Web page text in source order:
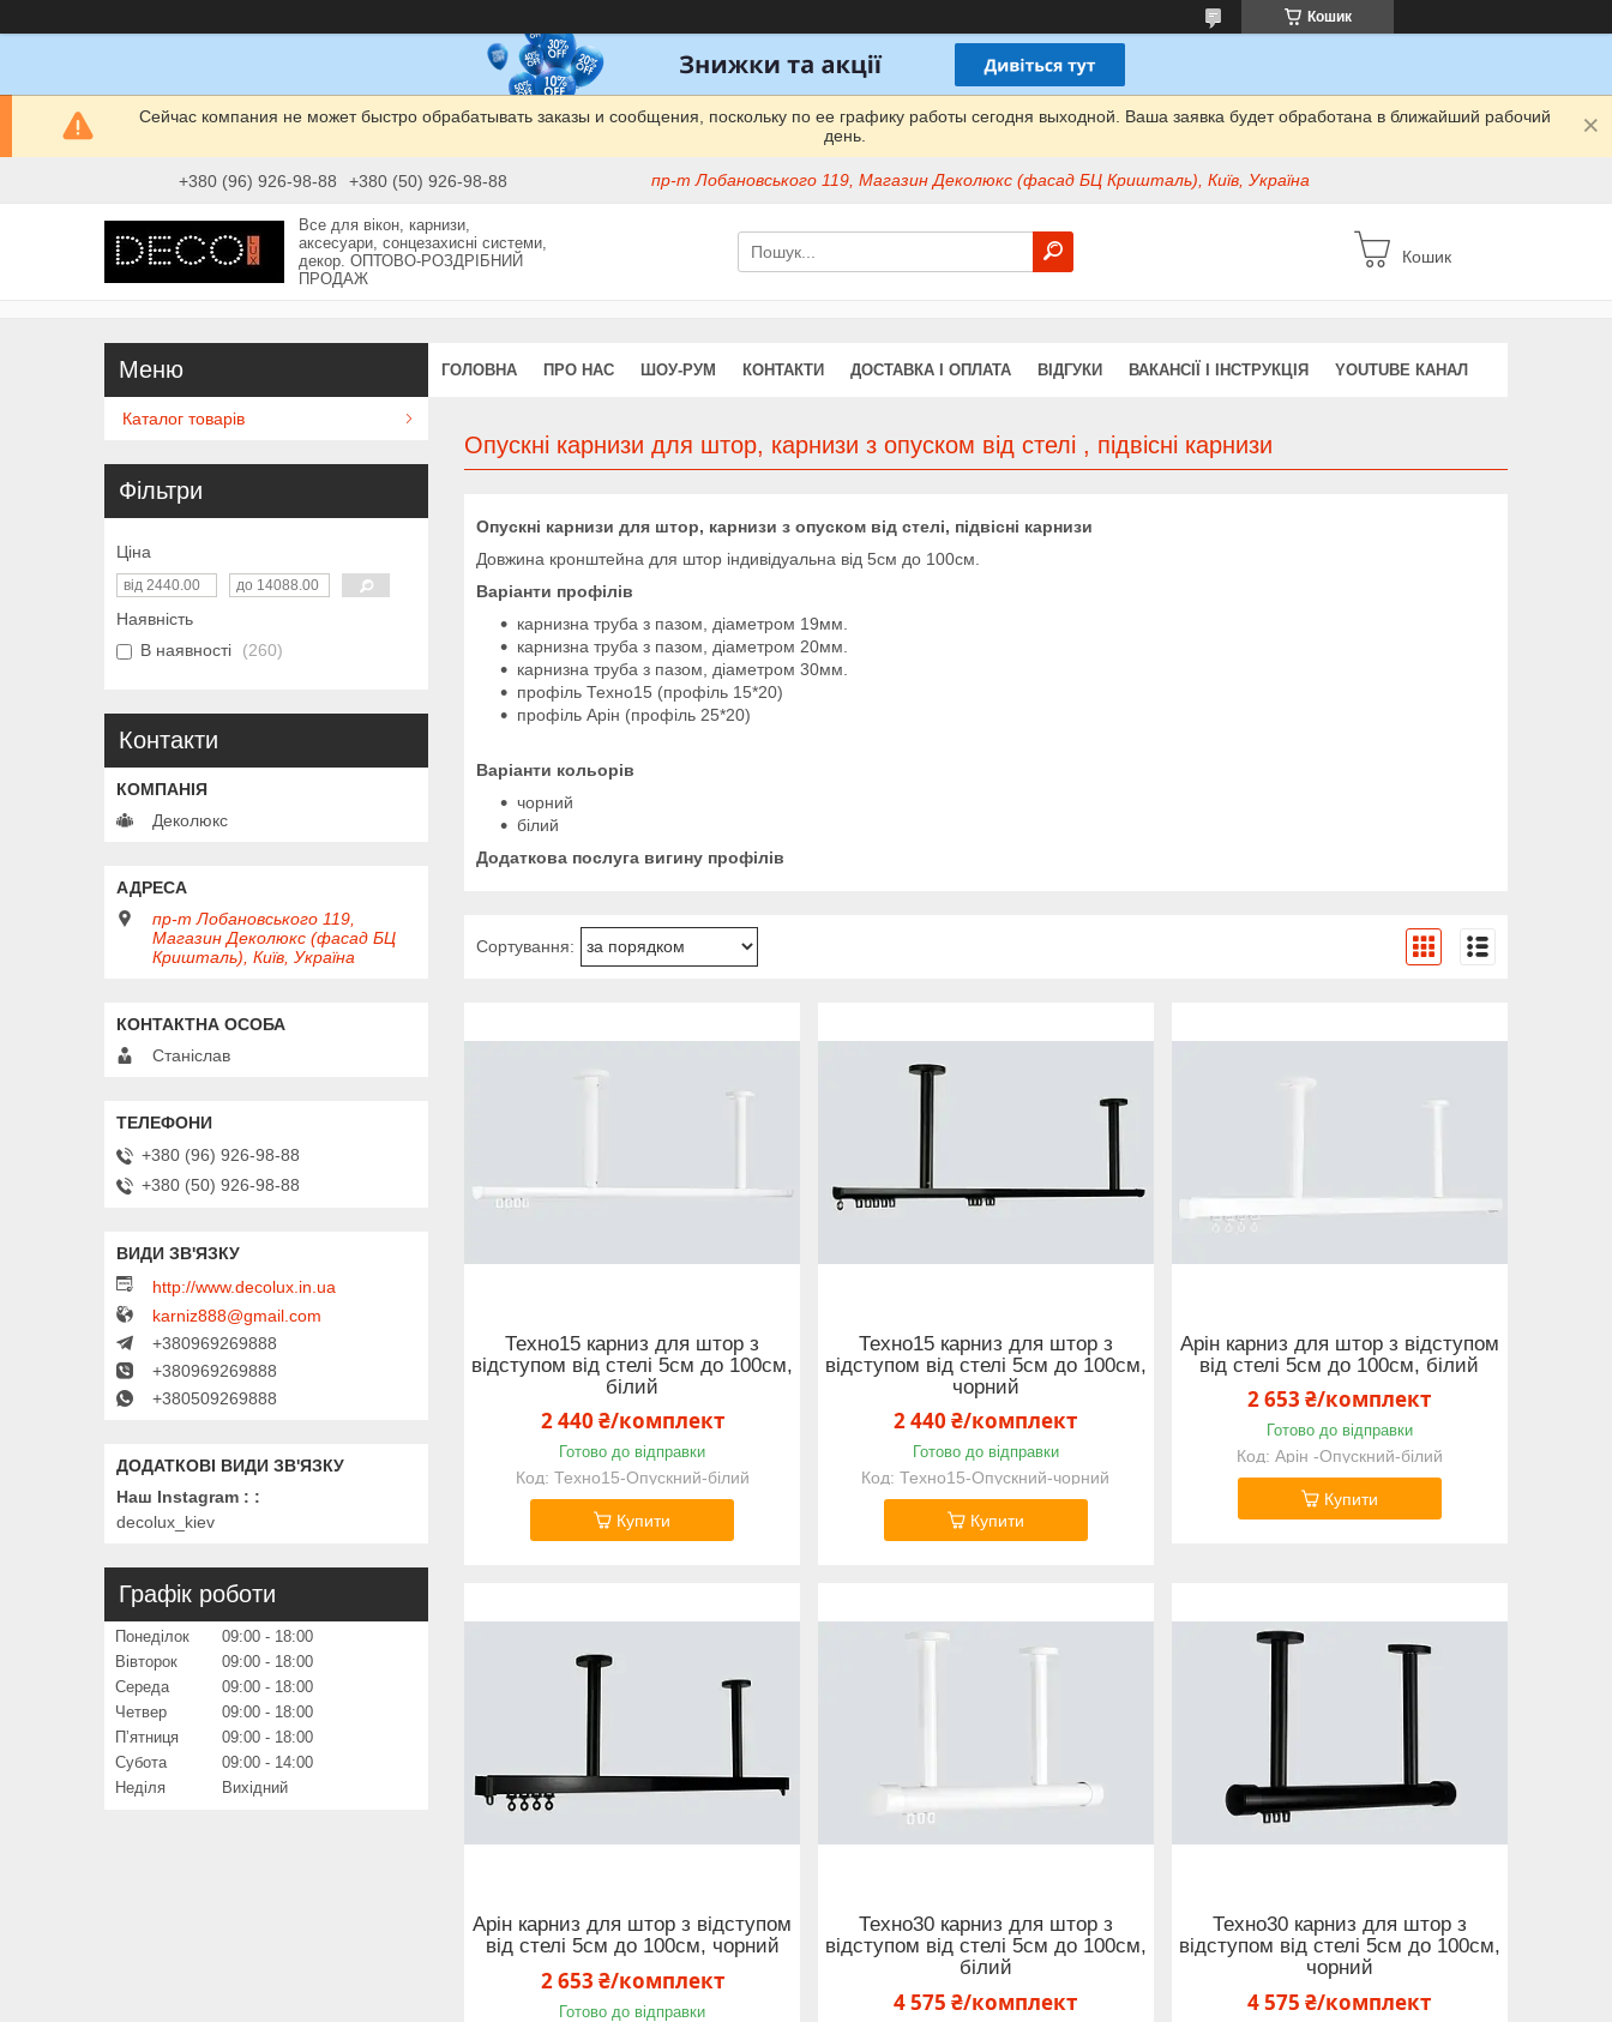
Кошик
Сейчас компания не может быстро обрабатывать заказы и сообщения, поскольку по ее графику работы сегодня выходной. Ваша заявка будет обработана в ближайший рабочий
день.
+380 (96) 926-98-88 +380 (50) 926-98-88 пр-т Лобановського 119, Магазин Деколюкс (фасад БЦ Кришталь), Київ, Україна
Все для вікон, карнизи,
аксесуари, сонцезахисні системи,
декор. ОПТОВО-РОЗДРІБНИЙ
ПРОДАЖ
Кошик
ГОЛОВНА ПРО НАС ШОУ-РУМ КОНТАКТИ ДОСТАВКА І ОПЛАТА ВІДГУКИ ВАКАНСІЇ І ІНСТРУКЦІЯ YOUTUBE КАНАЛ
Опускні карнизи для штор, карнизи з опуском від стелі , підвісні карнизи
Опускні карнизи для штор, карнизи з опуском від стелі, підвісні карнизи
Довжина кронштейна для штор індивідуальна від 5см до 100см.
Варіанти профілів
карнизна труба з пазом, діаметром 19мм.
карнизна труба з пазом, діаметром 20мм.
карнизна труба з пазом, діаметром 30мм.
профіль Техно15 (профіль 15*20)
профіль Арін (профіль 25*20)
Варіанти кольорів
чорний
білий
Додаткова послуга вигину профілів
Техно15 карниз для штор з
відступом від стелі 5см до 100см,
білий
2 440 ₴/комплект
Готово до відправки
Техно15-Опускний-білий
Купити
Техно15 карниз для штор з
відступом від стелі 5см до 100см,
чорний
2 440 ₴/комплект
Готово до відправки
Техно15-Опускний-чорний
Купити
Арін карниз для штор з відступом
від стелі 5см до 100см, білий
2 653 ₴/комплект
Готово до відправки
Арін -Опускний-білий
Купити
Арін карниз для штор з відступом
від стелі 5см до 100см, чорний
2 653 ₴/комплект
Готово до відправки
Техно30 карниз для штор з
відступом від стелі 5см до 100см,
білий
4 575 ₴/комплект
Техно30 карниз для штор з
відступом від стелі 5см до 100см,
чорний
4 575 ₴/комплект
Каталог товарів
Фільтри
Ціна
Наявність
В наявності
260
Контакти
Деколюкс
пр-т Лобановського 119,
Магазин Деколюкс (фасад БЦ
Кришталь), Київ, Україна
Станіслав
+380 (96) 926-98-88
+380 (50) 926-98-88
http://www.decolux.in.ua
karniz888@gmail.com
+380969269888
+380969269888
+380509269888
Наш Instagram :
decolux_kiev
Графік роботи
Понеділок 09:00
18:00
Вівторок
09:00
18:00
Середа
09:00
18:00
Четвер
09:00
18:00
Пʼятниця
09:00
18:00
Субота
09:00
14:00
Неділя
Вихідний